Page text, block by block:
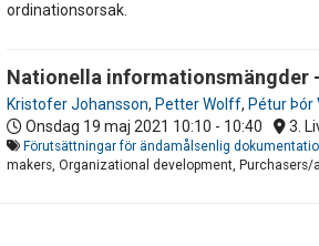
ordinationsorsak.
Nationella informationsmängder
Kristofer Johansson, Petter Wolff, Pétur Þór
Onsdag 19 maj 2021 10:10 - 10:40 3.
Förutsättningar för ändamålsenlig
makers, Organizational development,